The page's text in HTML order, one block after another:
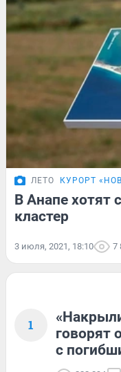
ЛЕТО КУРОРТ
В Анапе хотят
кластер
3 июля, 2021, 18:10 7
1
говорят
с